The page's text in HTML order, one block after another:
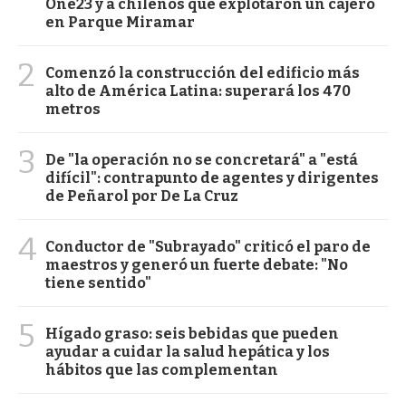
One23 y a chilenos que explotaron un cajero
en Parque Miramar
2
Comenzó la construcción del edificio más
alto de América Latina: superará los 470
metros
3
De "la operación no se concretará" a "está
difícil": contrapunto de agentes y dirigentes
de Peñarol por De La Cruz
4 Conductor de "Subrayado" criticó el paro de
maestros y generó un fuerte debate: "No
tiene sentido"
5
Hígado graso: seis bebidas que pueden
ayudar a cuidar la salud hepática y los
hábitos que las complementan